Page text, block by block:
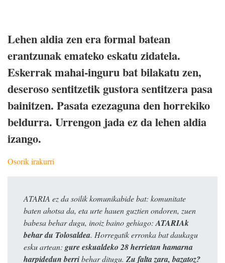
Lehen aldia zen era formal batean
erantzunak emateko eskatu zidatela.
Eskerrak mahai-inguru bat bilakatu zen,
deseroso sentitzetik gustora sentitzera pasa
bainitzen. Pasata ezezaguna den horrekiko
beldurra. Urrengon jada ez da lehen aldia
izango.
Osorik irakurri
ATARIA ez da soilik komunikabide bat: komunitate
baten ahotsa da, eta urte hauen guztien ondoren, zuen
babesa behar dugu, inoiz baino gehiago: ATARIAk
behar du Tolosaldea. Horregatik erronka bat daukagu
esku artean: gure eskualdeko 28 herrietan hamarna
harpidedun berribehar ditugu. Zu falta zara, bazatoz?